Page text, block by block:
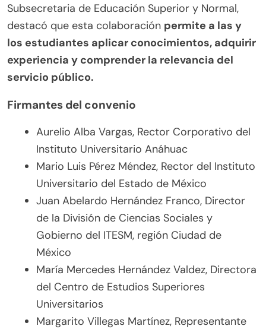
Subsecretaria de Educación Superior y Normal,
destacó que esta colaboración permite a las y
los estudiantes aplicar conocimientos, adquirir
experiencia y comprender la relevancia del
servicio público.
Firmantes del convenio
Aurelio Alba Vargas, Rector Corporativo del
Instituto Universitario Anáhuac
Mario Luis Pérez Méndez, Rector del Instituto
Universitario del Estado de México
Juan Abelardo Hernández Franco, Director
de la División de Ciencias Sociales y
Gobierno del ITESM, región Ciudad de
México
María Mercedes Hernández Valdez, Directora
del Centro de Estudios Superiores
Universitarios
Margarito Villegas Martínez, Representante